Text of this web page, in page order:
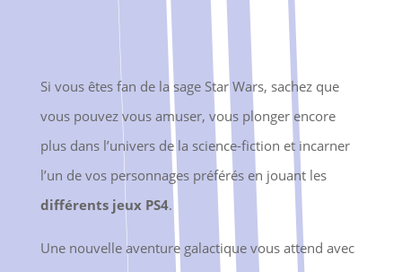
Si vous êtes fan de la sage Star Wars, sachez que
vous pouvez vous amuser, vous plonger encore
plus dans l’univers de la science-fiction et incarner
l’un de vos personnages préférés en jouant les
différents jeux PS4.
Une nouvelle aventure galactique vous attend avec